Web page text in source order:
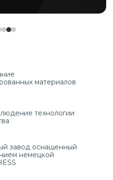
материалов
технологии
завод оснащенный
немецкой